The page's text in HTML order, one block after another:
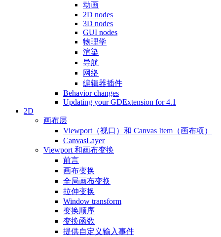
动画
2D nodes
3D nodes
GUI nodes
物理学
渲染
导航
网络
编辑器插件
Behavior changes
Updating your GDExtension for 4.1
2D
画布层
Viewport（视口）和 Canvas Item（画布项）
CanvasLayer
Viewport 和画布变换
前言
画布变换
全局画布变换
拉伸变换
Window transform
变换顺序
变换函数
提供自定义输入事件